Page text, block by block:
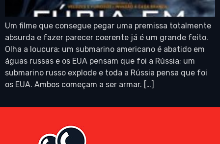
Um filme que consegue pegar uma premissa totalmente
absurda e fazer parecer coerente já é um grande feito.
Olha a loucura: um submarino americano é abatido em
águas russas e os EUA pensam que foi a Rússia; um
submarino russo explode e toda a Rússia pensa que foi
os EUA. Ambos começam a ser armar. […]